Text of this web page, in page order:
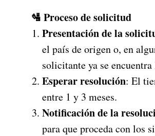
🛂 Proceso de solicitud
Presentación de la
el país de origen o, en
solicitante ya se
Esperar resolución: El
entre 1 y 3 meses.
Notificación de la
para que proceda con los